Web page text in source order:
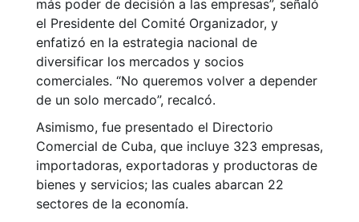
más poder de decisión a las empresas”, señaló
el Presidente del Comité Organizador, y
enfatizó en la estrategia nacional de
diversificar los mercados y socios
comerciales. “No queremos volver a depender
de un solo mercado”, recalcó.
Asimismo, fue presentado el Directorio
Comercial de Cuba, que incluye 323 empresas,
importadoras, exportadoras y productoras de
bienes y servicios; las cuales abarcan 22
sectores de la economía.